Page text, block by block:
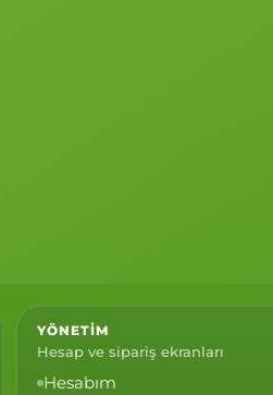
YÖNETIM
Hesap ve sipariş ekranları
Hesabım